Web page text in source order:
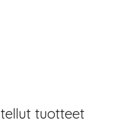
tuotteet